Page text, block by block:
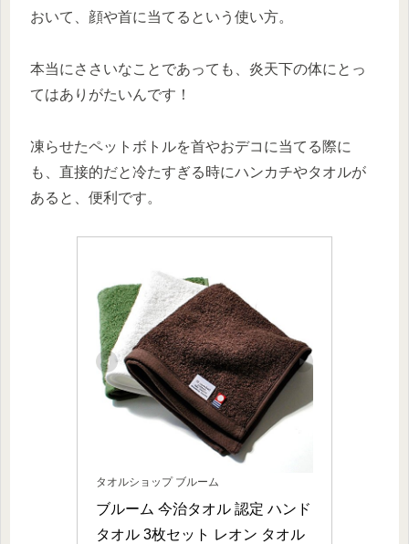
おいて、顔や首に当てるという使い方。
本当にささいなことであっても、炎天下の体にとっ
てはありがたいんです！
凍らせたペットボトルを首やおデコに当てる際に
も、直接的だと冷たすぎる時にハンカチやタオルが
あると、便利です。
タオルショップ ブルーム
ブルーム 今治タオル 認定 ハンド
タオル 3枚セット レオン タオル